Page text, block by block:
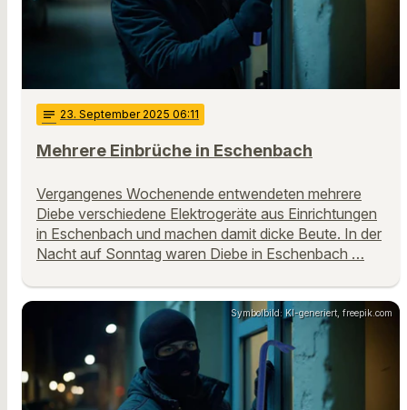
notes 23. September 2025 06:11
Mehrere Einbrüche in Eschenbach
Vergangenes Wochenende entwendeten mehrere
Diebe verschiedene Elektrogeräte aus Einrichtungen
in Eschenbach und machen damit dicke Beute. In der
Nacht auf Sonntag waren Diebe in Eschenbach …
Symbolbild: KI-generiert, freepik.com